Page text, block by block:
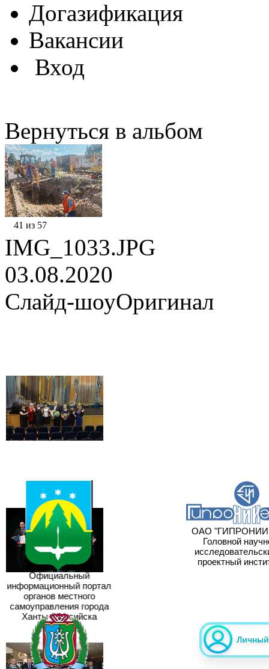
Догазификация
Вакансии
Вход
Вернуться в альбом
41 из 57
IMG_1033.JPG
03.08.2020
Слайд-шоуОригинал
Официальный
информационный портал
органов местного
самоуправления города
Ханты-Мансийска
ОАО
Головной
проектный